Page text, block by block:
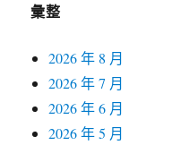
彙整
2026 年 8 月
2026 年 7 月
2026 年 6 月
2026 年 5 月